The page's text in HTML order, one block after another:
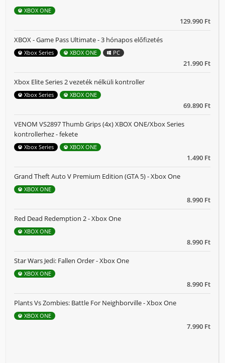
129.990 Ft
XBOX ONE
21.990 Ft
XBOX - Game Pass Ultimate - 3 hónapos előfizetés
Xbox Series XBOX ONE PC
69.890 Ft
Xbox Elite Series 2 vezeték nélküli kontroller
Xbox Series XBOX ONE
1.490 Ft
VENOM VS2897 Thumb Grips (4x) XBOX ONE/Xbox Series
kontrollerhez - fekete
Xbox Series XBOX ONE
8.990 Ft
Grand Theft Auto V Premium Edition (GTA 5) - Xbox One
XBOX ONE
8.990 Ft
Red Dead Redemption 2 - Xbox One
XBOX ONE
8.990 Ft
Star Wars Jedi: Fallen Order - Xbox One
XBOX ONE
7.990 Ft
Plants Vs Zombies: Battle For Neighborville - Xbox One
XBOX ONE